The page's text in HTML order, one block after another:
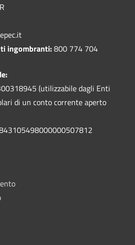
ingombranti:800 774 704
(utilizzabile dagli Enti
di un conto corrente aperto